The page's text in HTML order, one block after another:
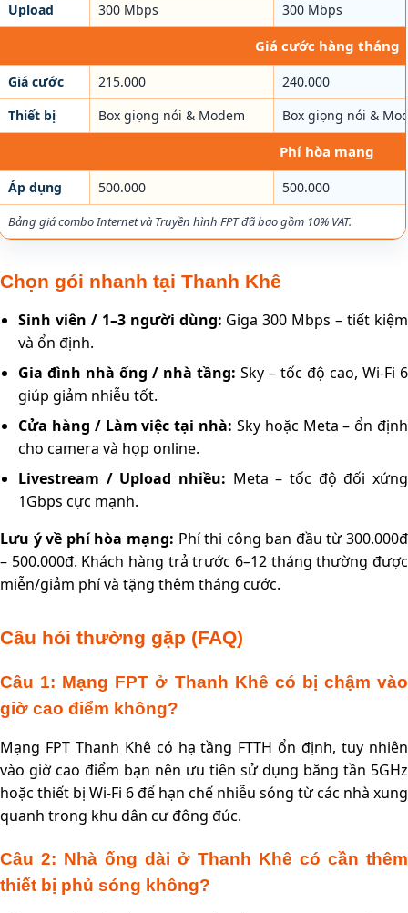
Upload
300 Mbps 300 Mbps
Giá cước hàng tháng
Giá cước 215.000
240.000
Thiết bị
Box giọng nói & Modem Box giọng nói &
Phí hòa mạng
Áp dụng 500.000 500.000
Bảng giá combo Internet và Truyền hình FPT đã bao gồm 10% VAT.
Chọn gói nhanh tại Thanh Khê
Sinh viên / 1–3 người dùng: Giga 300 Mbps – tiết kiệm
và ổn định.
Gia đình nhà ống / nhà tầng: Sky – tốc độ cao, Wi-Fi 6
giúp giảm nhiễu tốt.
Cửa hàng / Làm việc tại nhà: Sky hoặc Meta – ổn định
cho camera và họp online.
Livestream / Upload nhiều: Meta – tốc độ đối xứng
1Gbps cực mạnh.
Lưu ý về phí hòa mạng: Phí thi công ban đầu từ 300.000đ
– 500.000đ. Khách hàng trả trước 6–12 tháng thường được
miễn/giảm phí và tặng thêm tháng cước.
Câu hỏi thường gặp (FAQ)
Câu 1: Mạng FPT ở Thanh Khê có bị chậm vào
giờ cao điểm không?
Mạng FPT Thanh Khê có hạ tầng FTTH ổn định, tuy nhiên
vào giờ cao điểm bạn nên ưu tiên sử dụng băng tần 5GHz
hoặc thiết bị Wi-Fi 6 để hạn chế nhiễu sóng từ các nhà xung
quanh trong khu dân cư đông đúc.
Câu 2: Nhà ống dài ở Thanh Khê có cần thêm
thiết bị phủ sóng không?